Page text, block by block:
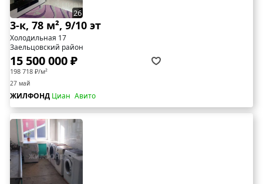
26
3-к, 78 м², 9/10 эт
Холодильная 17
Заельцовский район
15 500 000 ₽
198 718 ₽/м²
27 май
ЖИЛФОНД Циан Авито